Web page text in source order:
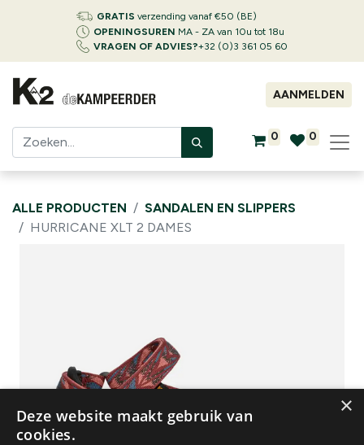
GRATIS verzending vanaf €50 (BE)
OPENINGSUREN MA - ZA van 10u tot 18u
VRAGEN OF ADVIES?+32 (0)3 361 05 60
AANMELDEN
0 0
ALLE PRODUCTEN
SANDALEN EN SLIPPERS
HURRICANE XLT 2 DAMES
×
Deze website maakt gebruik van
cookies.